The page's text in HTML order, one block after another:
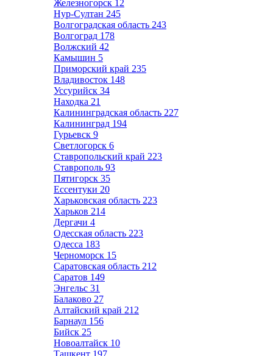
Железногорск 12
Нур-Султан 245
Волгоградская область 243
Волгоград 178
Волжский 42
Камышин 5
Приморский край 235
Владивосток 148
Уссурийск 34
Находка 21
Калининградская область 227
Калининград 194
Гурьевск 9
Светлогорск 6
Ставропольский край 223
Ставрополь 93
Пятигорск 35
Ессентуки 20
Харьковская область 223
Харьков 214
Дергачи 4
Одесская область 223
Одесса 183
Черноморск 15
Саратовская область 212
Саратов 149
Энгельс 31
Балаково 27
Алтайский край 212
Барнаул 156
Бийск 25
Новоалтайск 10
Ташкент 197